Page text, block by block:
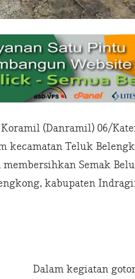
(Danramil) 06/
kecamatan Teluk
Semak
kabupaten
Dalam kegiatan